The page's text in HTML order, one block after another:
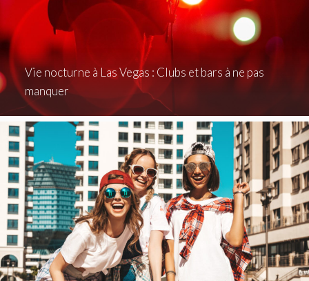
Vie nocturne à Las Vegas : Clubs et bars à ne pas
manquer